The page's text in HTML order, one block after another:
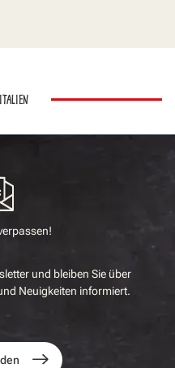
und bleiben Sie über
Neuigkeiten informiert.